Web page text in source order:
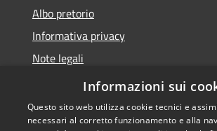
Albo pretorio
Informativa privacy
Note legali
Dichiarazione di accessibilità
Informazioni sui
Questo sito web utilizza cookie tecnici e
necessari al corretto funzionamento e alla